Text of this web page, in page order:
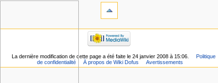
La dernière modification de cette page a été faite le 24 janvier 2008 à 15:06.
Politique
de confidentialité
À propos de Wiki Dofus Avertissements